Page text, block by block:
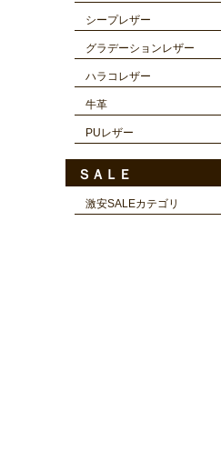
シープレザー
グラデーションレザー
ハラコレザー
牛革
PUレザー
ＳＡＬＥ
激安SALEカテゴリ